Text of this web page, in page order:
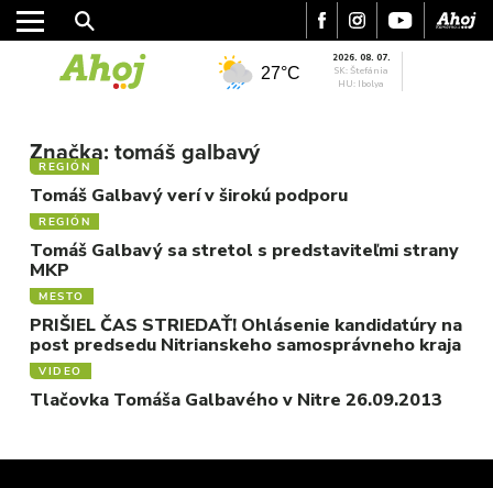
REGIÓN
KULTÚRA
27°C
2026. 08. 07.
SK: Štefánia
HU: Ibolya
Značka: tomáš galbavý
REGIÓN
Tomáš Galbavý verí v širokú podporu
REGIÓN
Tomáš Galbavý sa stretol s predstaviteľmi strany
MKP
MESTO
PRIŠIEL ČAS STRIEDAŤ! Ohlásenie kandidatúry na
post predsedu Nitrianskeho samosprávneho kraja
VIDEO
Tlačovka Tomáša Galbavého v Nitre 26.09.2013